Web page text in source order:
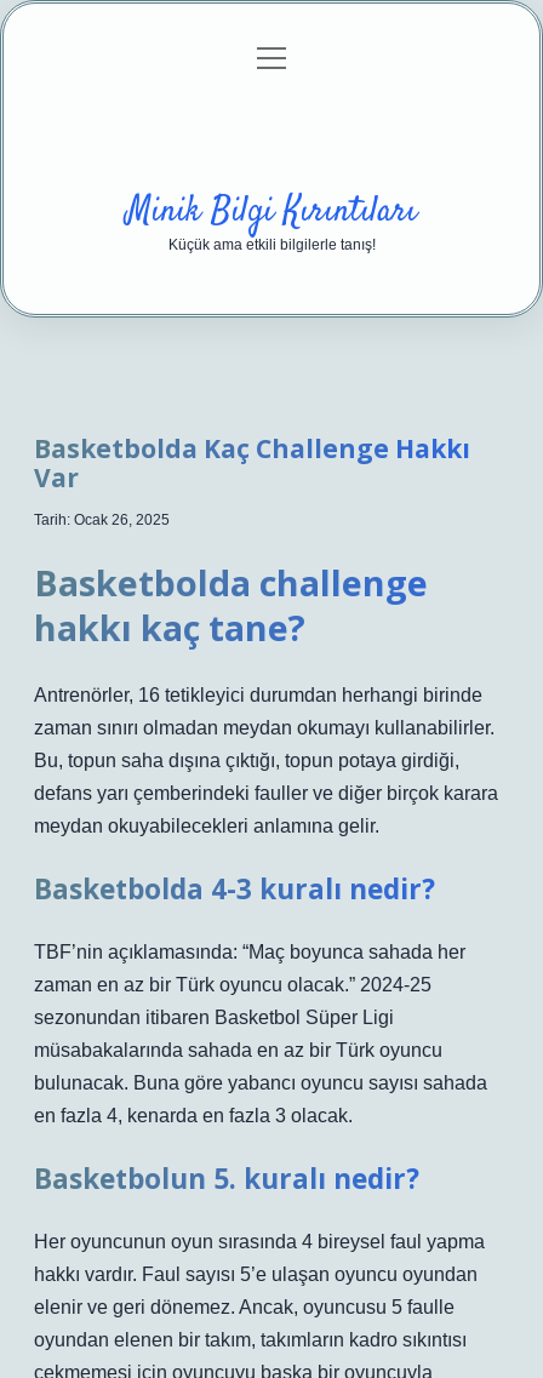
Gizlilik Politikası
menüyü
Minik Bilgi Kırıntıları
Küçük ama etkili bilgilerle tanış!
Basketbolda Kaç Challenge Hakkı
Var
Tarih: Ocak 26, 2025
Basketbolda challenge
hakkı kaç tane?
Antrenörler, 16 tetikleyici durumdan herhangi birinde
zaman sınırı olmadan meydan okumayı kullanabilirler.
Bu, topun saha dışına çıktığı, topun potaya girdiği,
defans yarı çemberindeki fauller ve diğer birçok karara
meydan okuyabilecekleri anlamına gelir.
Basketbolda 4-3 kuralı nedir?
TBF’nin açıklamasında: “Maç boyunca sahada her
zaman en az bir Türk oyuncu olacak.” 2024-25
sezonundan itibaren Basketbol Süper Ligi
müsabakalarında sahada en az bir Türk oyuncu
bulunacak. Buna göre yabancı oyuncu sayısı sahada
en fazla 4, kenarda en fazla 3 olacak.
Basketbolun 5. kuralı nedir?
Her oyuncunun oyun sırasında 4 bireysel faul yapma
hakkı vardır. Faul sayısı 5’e ulaşan oyuncu oyundan
elenir ve geri dönemez. Ancak, oyuncusu 5 faulle
oyundan elenen bir takım, takımların kadro sıkıntısı
çekmemesi için oyuncuyu başka bir oyuncuyla